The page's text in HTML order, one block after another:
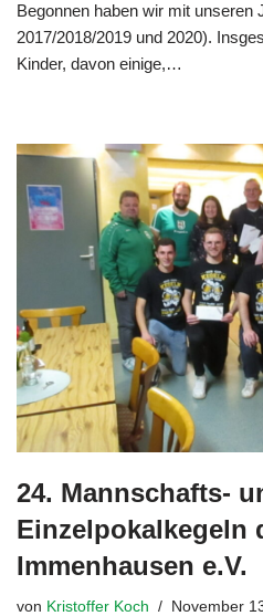
Begonnen haben wir mit unseren
2017/2018/2019 und 2020).
Kinder, davon einige,…
24. Mannschafts-
Einzelpokalkegeln
Immenhausen e.V.
von Kristoffer Koch November